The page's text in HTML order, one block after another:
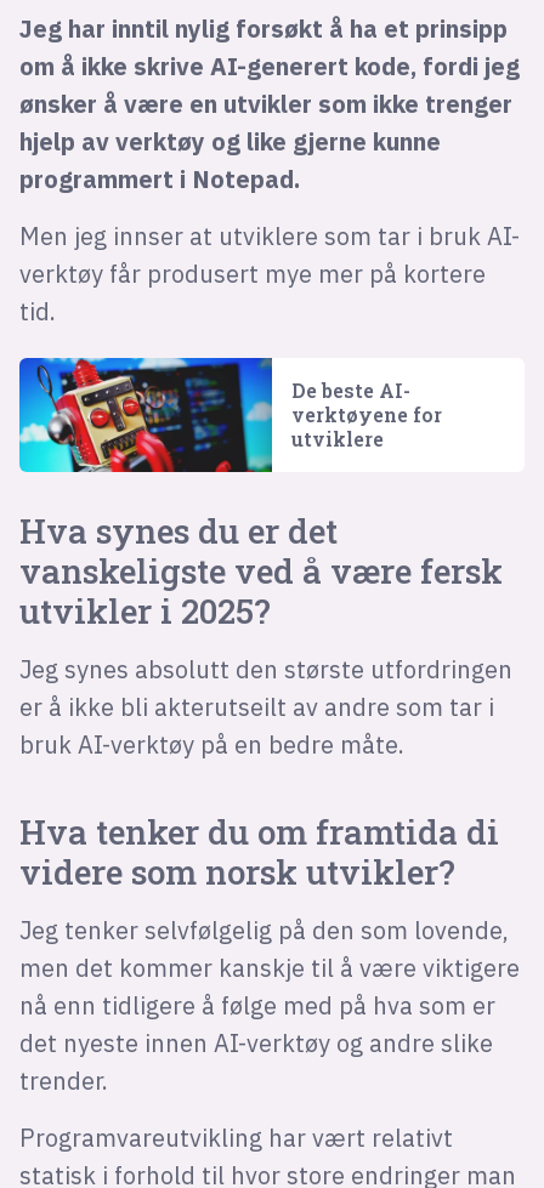
Jeg har inntil nylig forsøkt å ha et prinsipp
om å ikke skrive AI-generert kode, fordi jeg
ønsker å være en utvikler som ikke trenger
hjelp av verktøy og like gjerne kunne
programmert i Notepad.
Men jeg innser at utviklere som tar i bruk AI-
verktøy får produsert mye mer på kortere
tid.
De beste AI-
verktøyene for
utviklere
Hva synes du er det
vanskeligste ved å være fersk
utvikler i 2025?
Jeg synes absolutt den største utfordringen
er å ikke bli akterutseilt av andre som tar i
bruk AI-verktøy på en bedre måte.
Hva tenker du om framtida di
videre som norsk utvikler?
Jeg tenker selvfølgelig på den som lovende,
men det kommer kanskje til å være viktigere
nå enn tidligere å følge med på hva som er
det nyeste innen AI-verktøy og andre slike
trender.
Programvareutvikling har vært relativt
statisk i forhold til hvor store endringer man